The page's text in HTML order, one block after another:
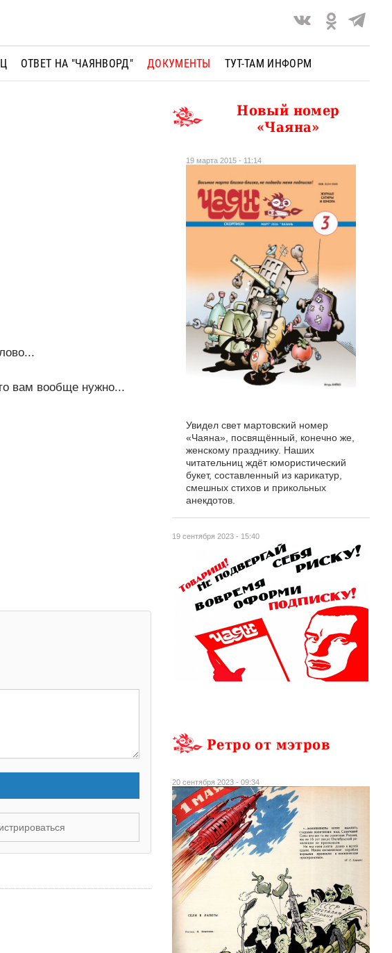
ОТВЕТ НА "ЧАЯНВОРД" ДОКУМЕНТЫ ТУТ-ТАМ ИНФОРМ
вам вообще нужно...
19 сентября 2023 - 15:40
Новый номер
«Чаяна»
19 марта 2015 - 11:14
Увидел свет мартовский номер
«Чаяна», посвящённый, конечно же,
женскому празднику. Наших
читательниц ждёт юмористический
букет, составленный из карикатур,
смешных стихов и прикольных
анекдотов.
Ретро от мэтров
20 сентября 2023 - 09:34